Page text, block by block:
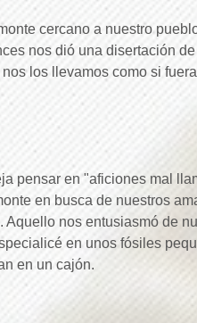
cercano a nuestro
nos dió una disertación
los llevamos como si
pensar en "aficiones mal
en busca de nuestros
nos entusiasmó de
en unos fósiles
en un cajón.